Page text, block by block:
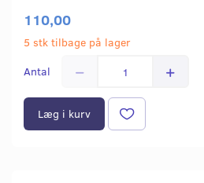
110,00
5 stk tilbage på lager
Antal
Læg i kurv